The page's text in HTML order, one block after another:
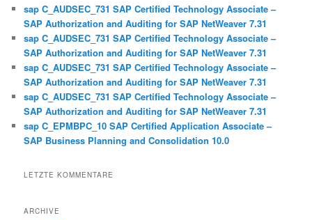
sap C_AUDSEC_731 SAP Certified Technology Associate –
SAP Authorization and Auditing for SAP NetWeaver 7.31
sap C_AUDSEC_731 SAP Certified Technology Associate –
SAP Authorization and Auditing for SAP NetWeaver 7.31
sap C_AUDSEC_731 SAP Certified Technology Associate –
SAP Authorization and Auditing for SAP NetWeaver 7.31
sap C_AUDSEC_731 SAP Certified Technology Associate –
SAP Authorization and Auditing for SAP NetWeaver 7.31
sap C_EPMBPC_10 SAP Certified Application Associate –
SAP Business Planning and Consolidation 10.0
LETZTE KOMMENTARE
ARCHIVE